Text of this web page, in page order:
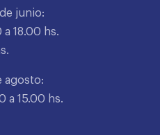
junio:
a 18.00 hs.
agosto:
a 15.00 hs.